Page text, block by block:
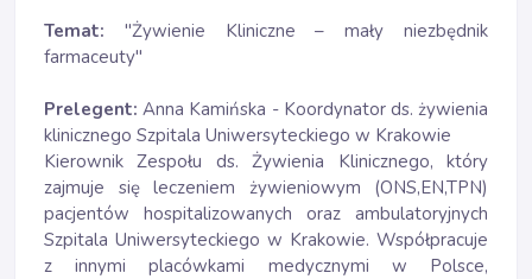
Temat: "Żywienie Kliniczne – mały niezbędnik
farmaceuty"
Prelegent:Anna Kamińska - Koordynator ds. żywienia
klinicznego Szpitala Uniwersyteckiego w Krakowie
Kierownik Zespołu ds. Żywienia Klinicznego, który
zajmuje się leczeniem żywieniowym (ONS,EN,TPN)
pacjentów hospitalizowanych oraz ambulatoryjnych
Szpitala Uniwersyteckiego w Krakowie. Współpracuje
z innymi placówkami medycznymi w Polsce,